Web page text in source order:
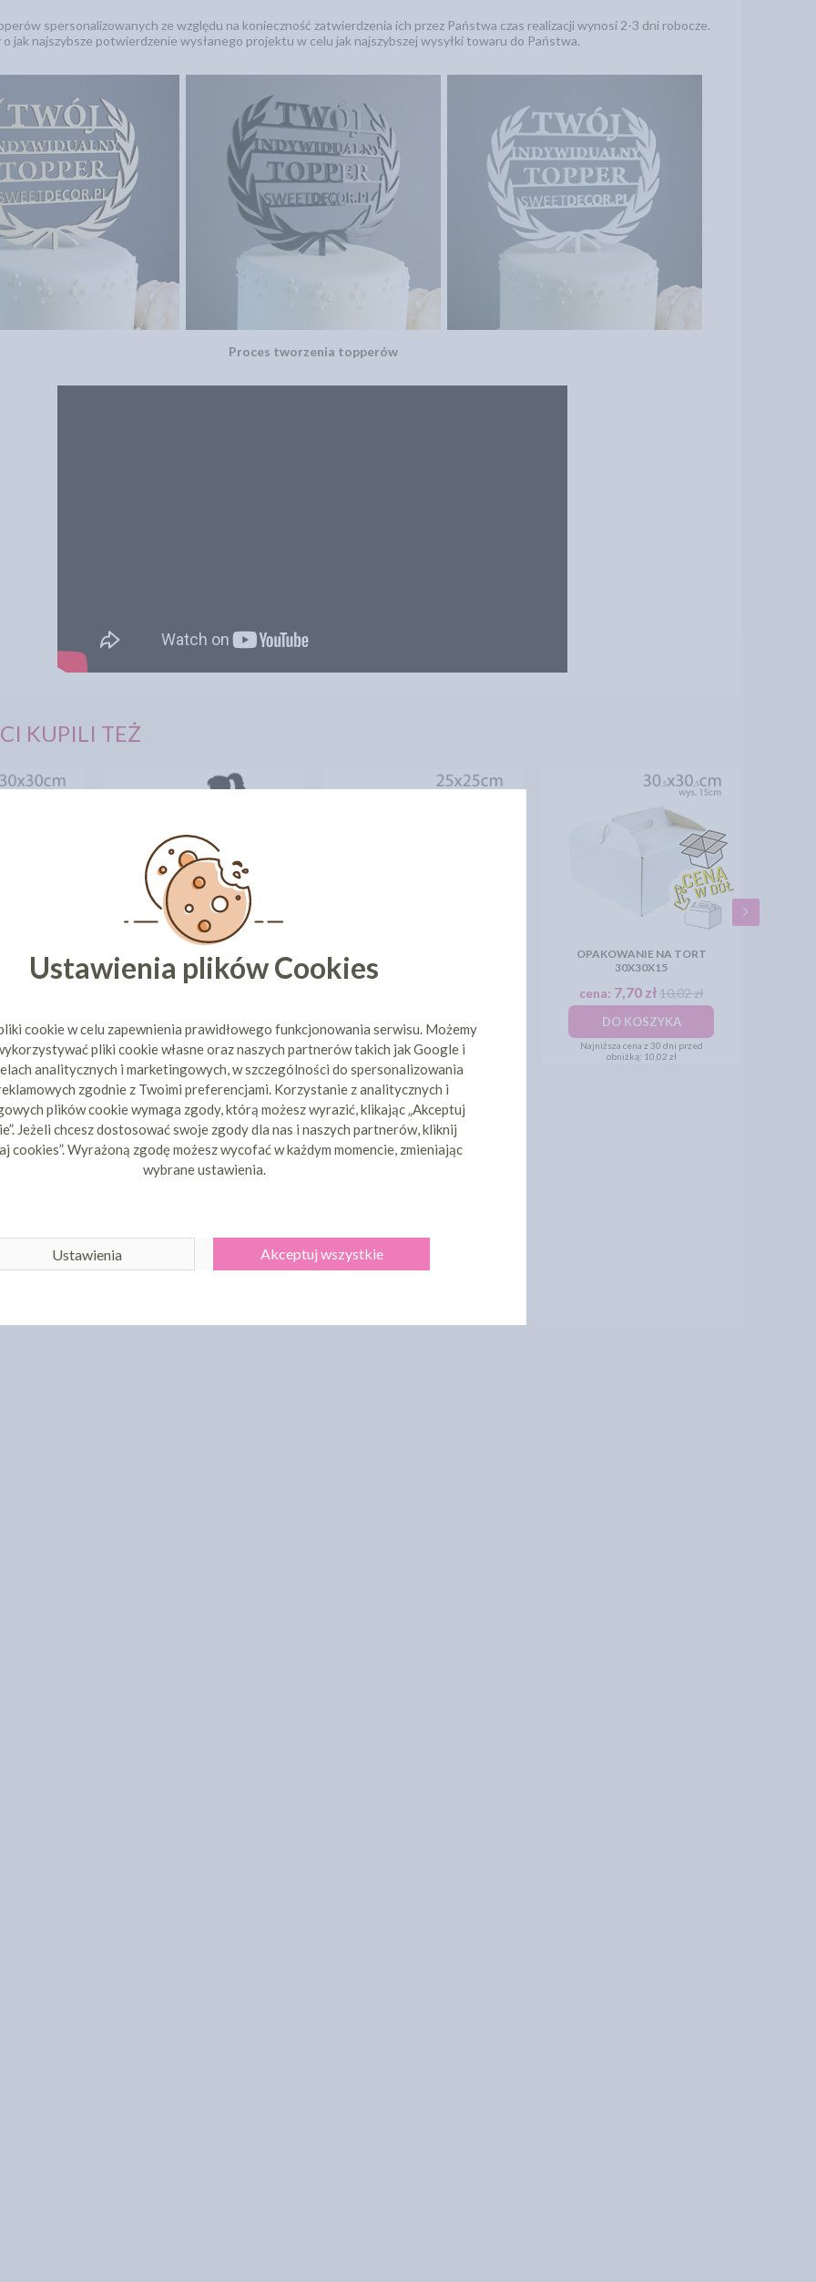
spersonalizowanych ze względu na konieczność zatwierdzenia ich przez Państwa czas realizacji wynosi 2-3 dni robocze.
jak najszybsze potwierdzenie wysłanego projektu w celu jak najszybszej wysyłki towaru do Państwa.
Proces tworzenia topperów
KUPILI TEŻ
TORT -
dni przed
zł
TOPPER - DZIEWCZYNA Z
KIELISZKIEM (057C)
DO KOSZYKA
OKIENKIEM - 25X25X19
DO KOSZYKA
OPAKOWANIE NA TORT
30X30X15
cena: 7,70 zł 10,02 zł
DO KOSZYKA
Najniższa cena z 30 dni przed
obniżką: 10,02 zł
Ustawienia plików Cookies
cookie w celu zapewnienia prawidłowego funkcjonowania serwisu. Możemy
pliki cookie własne oraz naszych partnerów takich jak Google i
analitycznych i marketingowych, w szczególności do spersonalizowania
zgodnie z Twoimi preferencjami. Korzystanie z analitycznych i
plików cookie wymaga zgody, którą możesz wyrazić, klikając „Akceptuj
Jeżeli chcesz dostosować swoje zgody dla nas i naszych partnerów, kliknij
cookies”. Wyrażoną zgodę możesz wycofać w każdym momencie, zmieniając
wybrane ustawienia.
Ustawienia Akceptuj wszystkie